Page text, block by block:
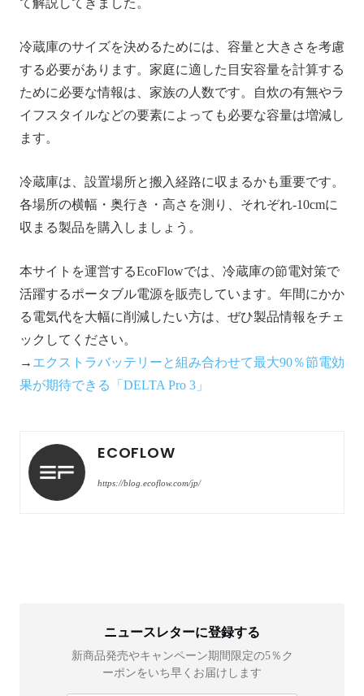
冷蔵庫のサイズを決めるためには、容量と大きさを考慮
する必要があります。家庭に適した目安容量を計算する
ために必要な情報は、家族の人数です。自炊の有無やラ
イフスタイルなどの要素によっても必要な容量は増減し
ます。
冷蔵庫は、設置場所と搬入経路に収まるかも重要です。
各場所の横幅・奥行き・高さを測り、それぞれ-10cmに
収まる製品を購入しましょう。
本サイトを運営するEcoFlowでは、冷蔵庫の節電対策で
活躍するポータブル電源を販売しています。年間にかか
る電気代を大幅に削減したい方は、ぜひ製品情報をチェ
ックしてください。
→ エクストラバッテリーと組み合わせて最大90％節電効
果が期待できる「DELTA Pro 3」
ECOFLOW
https://blog.ecoflow.com/jp/
ニュースレターに登録する
新商品発売やキャンペーン期間限定の5％ク
ーポンをいち早くお届けします